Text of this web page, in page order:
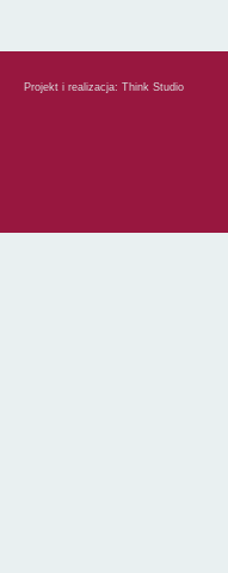
Projekt i realizacja: Think Studio